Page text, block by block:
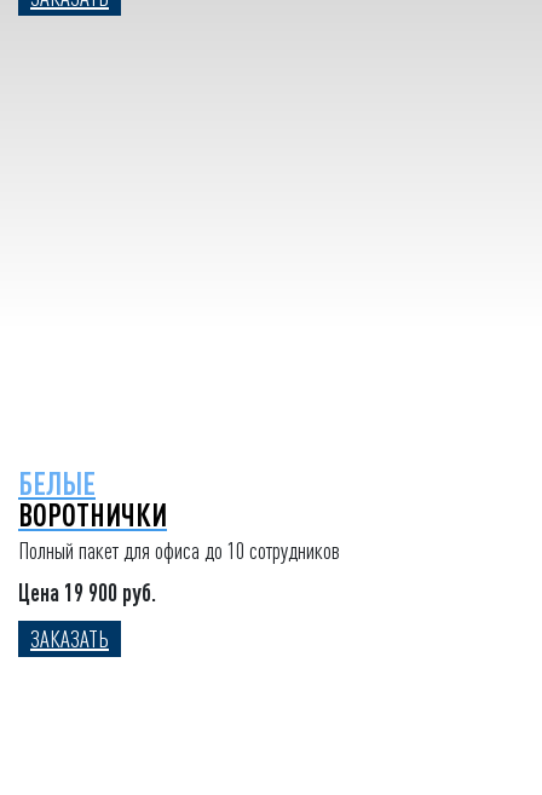
БЕЛЫЕ
ВОРОТНИЧКИ
Полный пакет для офиса до 10 сотрудников
Цена 19 900 руб.
ЗАКАЗАТЬ